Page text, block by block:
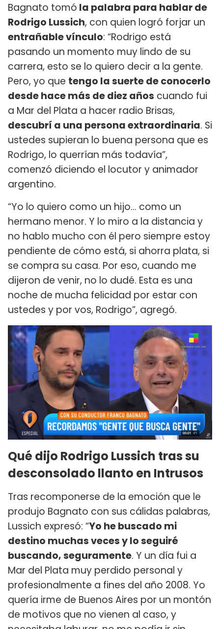
Bagnato tomó la palabra para hablar de
Rodrigo Lussich, con quien logró forjar un
entrañable vínculo: “Rodrigo está
pasando un momento muy lindo de su
carrera, esto se lo quiero decir a la gente.
Pero, yo que tengo la suerte de conocerlo
desde hace más de diez años cuando fui
a Mar del Plata a hacer radio Brisas,
descubrí a una persona extraordinaria. Si
ustedes supieran lo buena persona que es
Rodrigo, lo querrían más todavía”,
comenzó diciendo el locutor y animador
argentino.
“Yo lo quiero como un hijo… como un
hermano menor. Y lo miro a la distancia y
no hablo mucho con él pero siempre estoy
pendiente de cómo está, si ahorra plata, si
se compra su casa. Por eso, cuando me
dijeron de venir, no lo dudé. Esta es una
noche de mucha felicidad por estar con
ustedes y por vos, Rodrigo”, agregó.
Qué dijo Rodrigo Lussich tras su
desconsolado llanto en Intrusos
Tras recomponerse de la emoción que le
produjo Bagnato con sus cálidas palabras,
Lussich expresó: “Yo he buscado mi
destino muchas veces y lo seguiré
buscando, seguramente. Y un día fui a
Mar del Plata muy perdido personal y
profesionalmente a fines del año 2008. Yo
quería irme de Buenos Aires por un montón
de motivos que no vienen al caso, y